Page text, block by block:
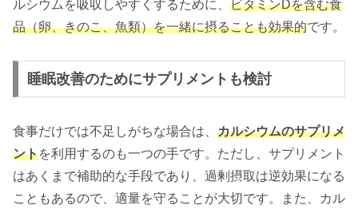
ルシウムを吸収しやすくするために、 ビタミンDを含む食
品（卵、きのこ、魚類）を一緒に摂ることも効果的です。
睡眠改善のためにサプリメントも検討
食事だけでは不足しがちな場合は、 カルシウムのサプリメ
ントを利用するのも一つの手です。ただし、サプリメント
はあくまで補助的な手段であり、過剰摂取は逆効果になる
こともあるので、適量を守ることが大切です。また、カル